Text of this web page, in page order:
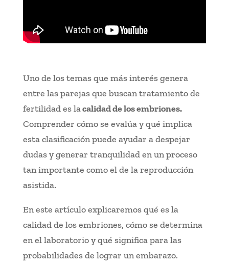
Uno de los temas que más interés genera
entre las parejas que buscan tratamiento de
fertilidad es lacalidad de los embriones.
Comprender cómo se evalúa y qué implica
esta clasificación puede ayudar a despejar
dudas y generar tranquilidad en un proceso
tan importante como el de la reproducción
asistida.
En este artículo explicaremos qué es la
calidad de los embriones, cómo se determina
en el laboratorio y qué significa para las
probabilidades de lograr un embarazo.